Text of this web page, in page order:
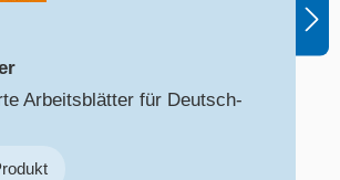
Arbeitsblätter für Deutsch-